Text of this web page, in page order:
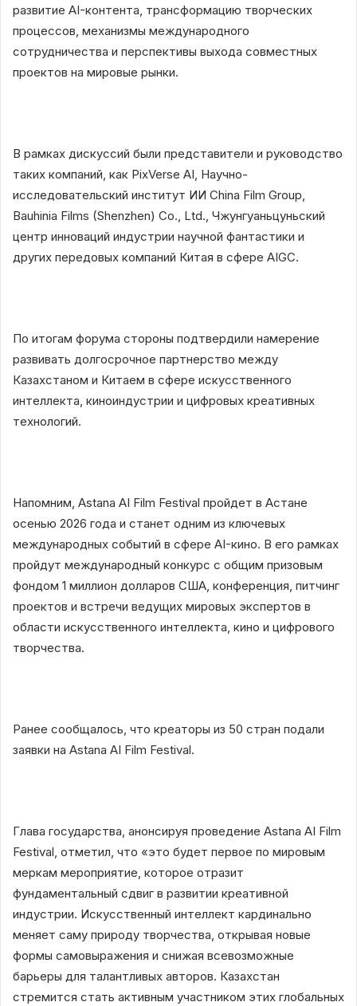
развитие AI-контента, трансформацию творческих
процессов, механизмы международного
сотрудничества и перспективы выхода совместных
проектов на мировые рынки.
В рамках дискуссий были представители и руководство
таких компаний, как PixVerse AI, Научно-
исследовательский институт ИИ China Film Group,
Bauhinia Films (Shenzhen) Co., Ltd., Чжунгуаньцуньский
центр инноваций индустрии научной фантастики и
других передовых компаний Китая в сфере AIGC.
По итогам форума стороны подтвердили намерение
развивать долгосрочное партнерство между
Казахстаном и Китаем в сфере искусственного
интеллекта, киноиндустрии и цифровых креативных
технологий.
Напомним, Astana AI Film Festival пройдет в Астане
осенью 2026 года и станет одним из ключевых
международных событий в сфере AI-кино. В его рамках
пройдут международный конкурс с общим призовым
фондом 1 миллион долларов США, конференция, питчинг
проектов и встречи ведущих мировых экспертов в
области искусственного интеллекта, кино и цифрового
творчества.
Ранее сообщалось, что креаторы из 50 стран подали
заявки на Astana AI Film Festival.
Глава государства, анонсируя проведение Astana AI Film
Festival, отметил, что «это будет первое по мировым
меркам мероприятие, которое отразит
фундаментальный сдвиг в развитии креативной
индустрии. Искусственный интеллект кардинально
меняет саму природу творчества, открывая новые
формы самовыражения и снижая всевозможные
барьеры для талантливых авторов. Казахстан
стремится стать активным участником этих глобальных